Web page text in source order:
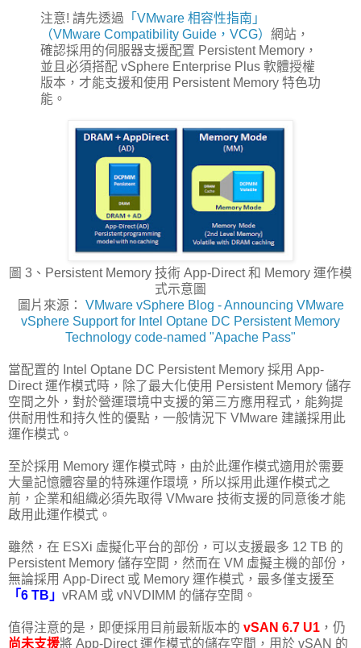
注意! 請先透過 「VMware 相容性指南」
（VMware Compatibility Guide，VCG） 網站，
確認採用的伺服器支援配置 Persistent Memory，
並且必須搭配 vSphere Enterprise Plus 軟體授權
版本，才能支援和使用 Persistent Memory 特色功
能。
圖 3、Persistent Memory 技術 App-Direct 和 Memory 運作模
式示意圖
圖片來源： VMware vSphere Blog - Announcing VMware
vSphere Support for Intel Optane DC Persistent Memory
Technology code-named "Apache Pass"
當配置的 Intel Optane DC Persistent Memory 採用 App-
Direct 運作模式時，除了最大化使用 Persistent Memory 儲存
空間之外，對於營運環境中支援的第三方應用程式，能夠提
供耐用性和持久性的優點，一般情況下 VMware 建議採用此
運作模式。
至於採用 Memory 運作模式時，由於此運作模式適用於需要
大量記憶體容量的特殊運作環境，所以採用此運作模式之
前，企業和組織必須先取得 VMware 技術支援的同意後才能
啟用此運作模式。
雖然，在 ESXi 虛擬化平台的部份，可以支援最多 12 TB 的
Persistent Memory 儲存空間，然而在 VM 虛擬主機的部份，
無論採用 App-Direct 或 Memory 運作模式，最多僅支援至
「6 TB」 vRAM 或 vNVDIMM 的儲存空間。
值得注意的是，即便採用目前最新版本的 vSAN 6.7 U1 ，仍
尚未支援將 App-Direct 運作模式的儲存空間，用於 vSAN 的